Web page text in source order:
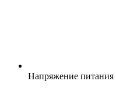
Напряжение питания